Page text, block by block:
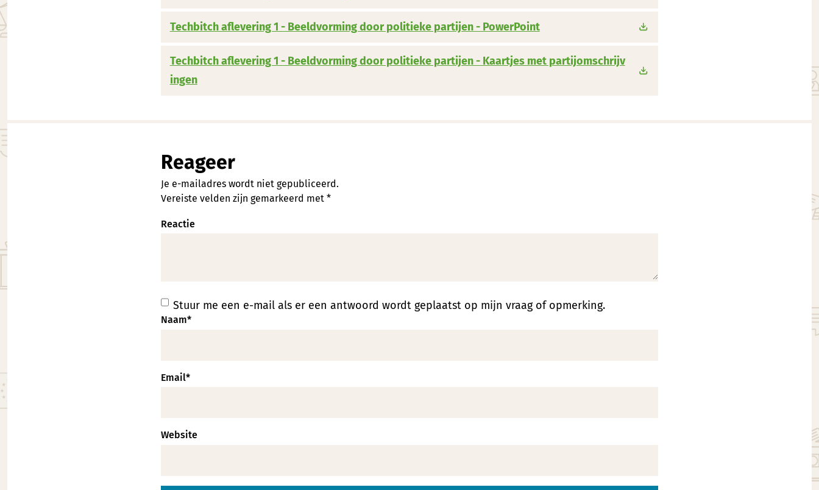
Techbitch aflevering 1 - Beeldvorming door politieke partijen - PowerPoint
Techbitch aflevering 1 - Beeldvorming door politieke partijen - Kaartjes met partijomschrijv
ingen
Reageer
Je e-mailadres wordt niet gepubliceerd.
Vereiste velden zijn gemarkeerd met *
Reactie
Stuur me een e-mail als er een antwoord wordt geplaatst op mijn vraag of opmerking.
Naam*
Email*
Website